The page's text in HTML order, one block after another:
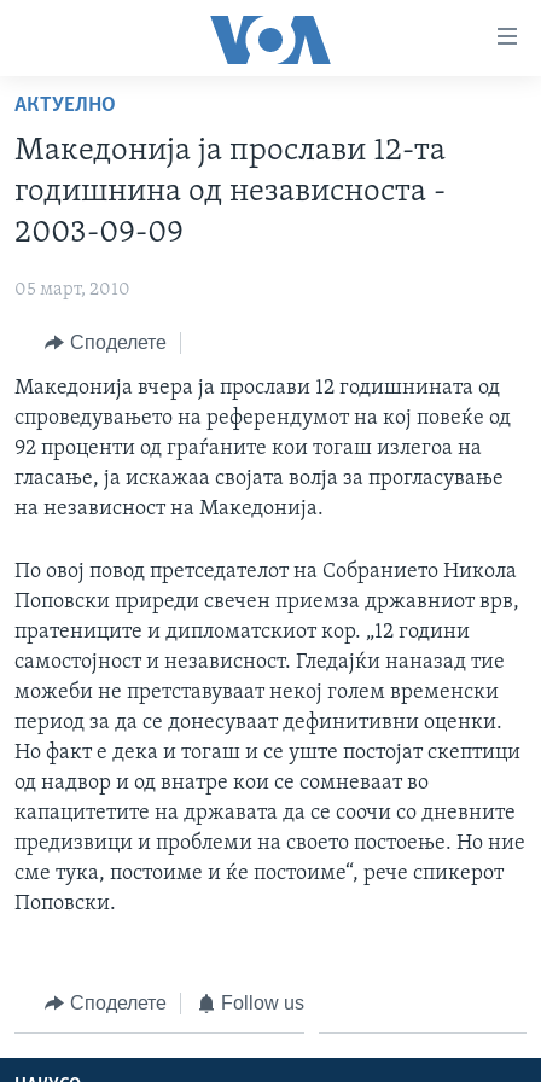
пристапност
Премини
на
главната
содржина
до
навигација
Пребарувај
РУБРИКИ
СВЕТ
ЕКОНОМИЈА
ПОЛИТИКА
ЗДРАВЈЕ
НАУКА
УМЕТНОСТ И ЗАБАВА
ИНТЕРВЈУА
ФОТОГАЛЕРИИ
АРХИВИРАНА ПРОГРАМА
NEWSFLASH - АРХИВА
ВЕСТИ ОД САД ВО МИНУТА - АРХИВА
ИЗБОРИ ВО САД 2020 - АРХИВА
ЗА НАС
Learning English
НАКУСО...
Јазици
АКТУЕЛНО
Македонија ја прослави 12-та
годишнина од независноста -
2003-09-09
05 март, 2010
Споделете
Македонија вчера ја прослави 12 годишнината од
спроведувањето на референдумот на кој повеќе од
92 проценти од граѓаните кои тогаш излегоа на
гласање, ја искажаа својата волја за прогласување
на независност на Македонија.
По овој повод претседателот на Собранието Никола
Поповски приреди свечен приемза државниот врв,
пратениците и дипломатскиот кор. „12 години
самостојност и независност. Гледајќи наназад тие
можеби не претставуваат некој голем временски
период за да се донесуваат дефинитивни оценки.
Но факт е дека и тогаш и се уште постојат скептици
од надвор и од внатре кои се сомневаат во
капацитетите на државата да се соочи со дневните
предизвици и проблеми на своето постоење. Но ние
сме тука, постоиме и ќе постоиме“, рече спикерот
Поповски.
Споделете Follow us